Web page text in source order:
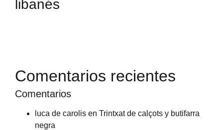
libanés
Comentarios recientes
Comentarios
luca de carolis en Trintxat de calçots y butifarra
negra